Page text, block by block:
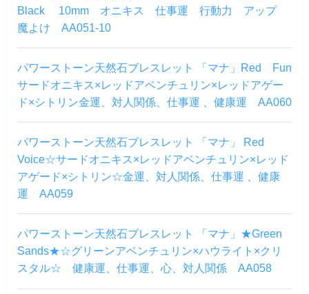
Black 10mm オニキス 仕事運 行動力 アップ
魔よけ AA051-10
パワーストーン天然石ブレスレット 「マナ」Red Fun
サードオニキス×レッドアベンチュリン×レッドアゲー
ド×シトリン金運、対人関係、仕事運 、健康運 AA060
パワーストーン天然石ブレスレット 「マナ」 Red
Voice☆サードオニキス×レッドアベンチュリン×レッド
アゲード×シトリン☆金運、対人関係、仕事運 、健康
運 AA059
パワーストーン天然石ブレスレット 「マナ」★Green
Sands★☆グリーンアベンチュリン×ハウライト×クリ
スタル☆ 健康運、仕事運、心、対人関係 AA058